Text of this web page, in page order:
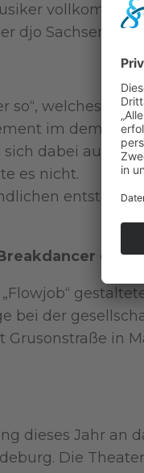
djo Sachsen-
so“, welches den
im dem
dabei auf die
es nicht.
entstand
der
bei der
in
dieses Jahr an
Die